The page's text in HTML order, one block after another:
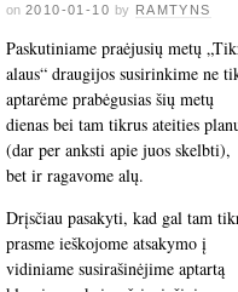
on 2010-01-10 by RAMTYNS
Paskutiniame praėjusių metų
alaus“ draugijos susirinkime ne
aptarėme prabėgusias šių metų
dienas bei tam tikrus ateities
(dar per anksti apie juos skelbti),
bet ir ragavome alų.
Drįsčiau pasakyti, kad gal tam
prasme ieškojome atsakymo į
vidiniame susirašinėjime aptartą